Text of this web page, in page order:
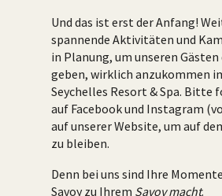
Und das ist erst der Anfang!
spannende Aktivitäten und
in Planung, um unseren Gästen
geben, wirklich anzukommen
Seychelles Resort & Spa. Bitte
auf Facebook und Instagram
auf unserer Website, um auf
zu bleiben.
Denn bei uns sind Ihre
Savoy zu Ihrem Savoy macht.